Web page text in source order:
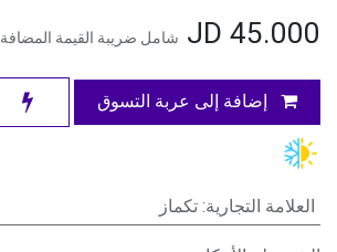
45.000
شامل ضريبة القيمة المضافة
إضافة إلى عربة التسوق
العلامة التجارية: تكماز